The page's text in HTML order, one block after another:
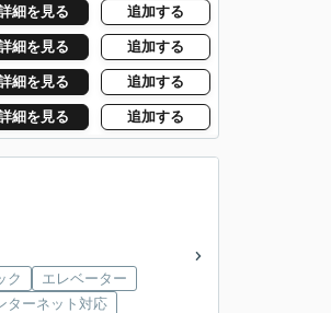
細を見る 追加する
細を見る 追加する
細を見る 追加する
細を見る 追加する
ク
エレベーター
ターネット対応